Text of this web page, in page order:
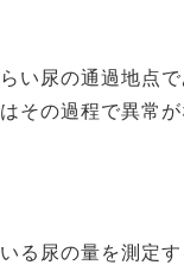
い尿の通過地点
その過程で異常
る尿の量を測定す